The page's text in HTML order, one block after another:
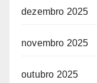
dezembro 2025
novembro 2025
outubro 2025